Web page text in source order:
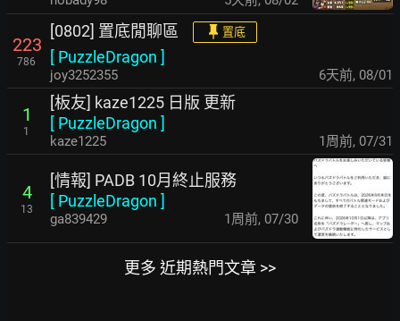
223
786
[0802] 置底閒聊區 置底
[ PuzzleDragon ]
joy3252355 6天前, 08/01
1
1
[板友] kaze1225 日版 更新
[ PuzzleDragon ]
kaze1225 1周前, 07/31
4
13
[情報] PADB 10月終止服務
[ PuzzleDragon ]
ga839429 1周前, 07/30
更多 近期熱門文章 >>